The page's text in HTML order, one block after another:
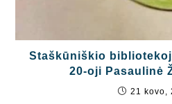
Staškūniškio
20-oji Pasaulinė
21 kovo,